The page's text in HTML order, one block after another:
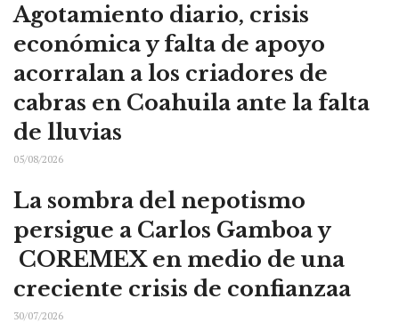
Agotamiento diario, crisis
económica y falta de apoyo
acorralan a los criadores de
cabras en Coahuila ante la falta
de lluvias
05/08/2026
La sombra del nepotismo
persigue a Carlos Gamboa y
COREMEX en medio de una
creciente crisis de confianzaa
30/07/2026